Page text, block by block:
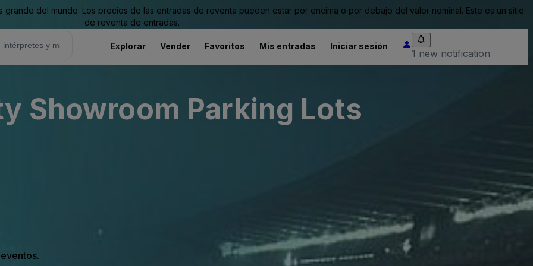
del mundo. Los precios de las entradas de reventa pueden estar por encima o por debajo del valor nominal. Este es un sitio
de reventa de entradas.
Explorar Vender Favoritos Mis entradas Iniciar sesión
1 new notification
Showroom Parking Lots